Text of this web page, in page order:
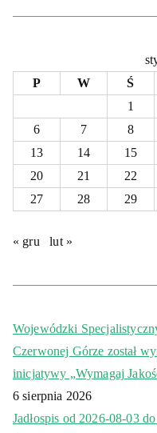
P
W Ś
1
6
7 8
13
14 15
20
21 22
27
28 29
« gru lut »
Wojewódzki
Czerwonej Górze został
inicjatywy „Wymagaj
6 sierpnia 2026
Jadłospis od 2026-08-03